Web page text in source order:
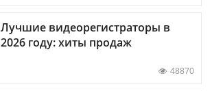
Лучшие видеорегистраторы в
2026 году: хиты продаж
48870